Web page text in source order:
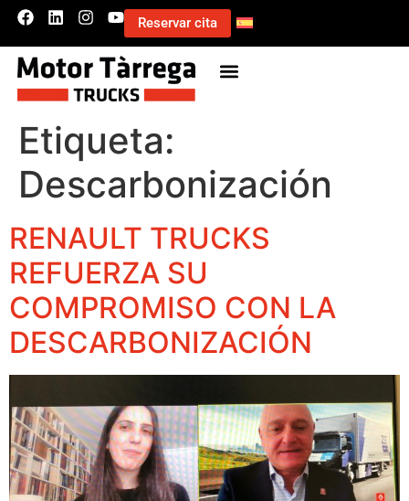
Reservar cita
Etiqueta:
Descarbonización
RENAULT TRUCKS
REFUERZA SU
COMPROMISO CON LA
DESCARBONIZACIÓN